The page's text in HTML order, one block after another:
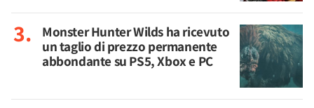
Monster Hunter Wilds ha ricevuto
un taglio di prezzo permanente
abbondante su PS5, Xbox e PC